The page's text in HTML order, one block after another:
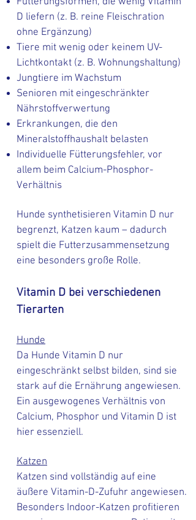
D liefern (z. B. reine Fleischration
ohne Ergänzung)
Tiere mit wenig oder keinem UV-
Lichtkontakt (z. B. Wohnungshaltung)
Jungtiere im Wachstum
Senioren mit eingeschränkter
Nährstoffverwertung
Erkrankungen, die den
Mineralstoffhaushalt belasten
Individuelle Fütterungsfehler, vor
allem beim Calcium-Phosphor-
Verhältnis
Hunde synthetisieren Vitamin D nur
begrenzt, Katzen kaum – dadurch
spielt die Futterzusammensetzung
eine besonders große Rolle.
Vitamin D bei verschiedenen
Tierarten
Hunde
Da Hunde Vitamin D nur
eingeschränkt selbst bilden, sind sie
stark auf die Ernährung angewiesen.
Ein ausgewogenes Verhältnis von
Calcium, Phosphor und Vitamin D ist
hier essenziell.
Katzen
Katzen sind vollständig auf eine
äußere Vitamin-D-Zufuhr angewiesen.
Besonders Indoor-Katzen profitieren